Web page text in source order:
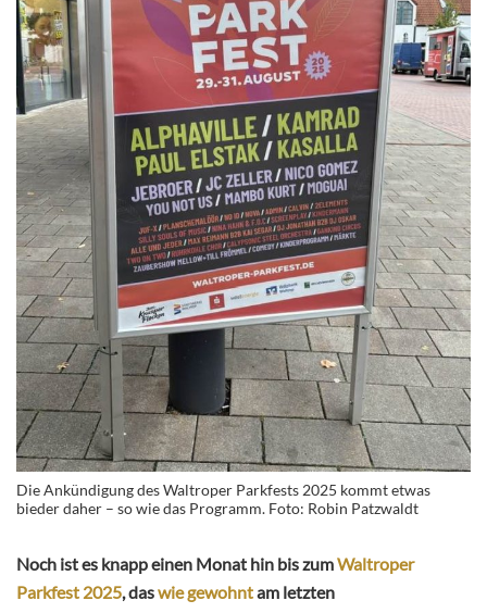
Die Ankündigung des Waltroper Parkfests 2025 kommt etwas
bieder daher – so wie das Programm. Foto: Robin Patzwaldt
Noch ist es knapp einen Monat hin bis zumWaltroper
Parkfest 2025, daswie gewohntam letzten